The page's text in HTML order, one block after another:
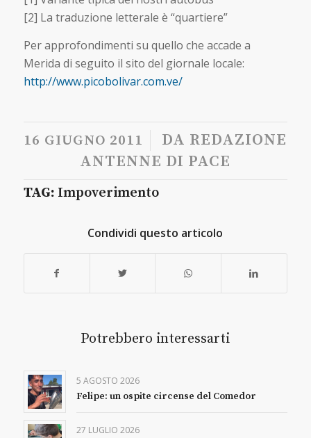
[2] La traduzione letterale è “quartiere”
Per approfondimenti su quello che accade a
Merida di seguito il sito del giornale locale:
http://www.picobolivar.com.ve/
16 GIUGNO 2011
/ DA REDAZIONE
ANTENNE DI PACE
TAG: Impoverimento
Condividi questo articolo
Potrebbero interessarti
5 AGOSTO 2026
Felipe: un ospite circense del Comedor
27 LUGLIO 2026